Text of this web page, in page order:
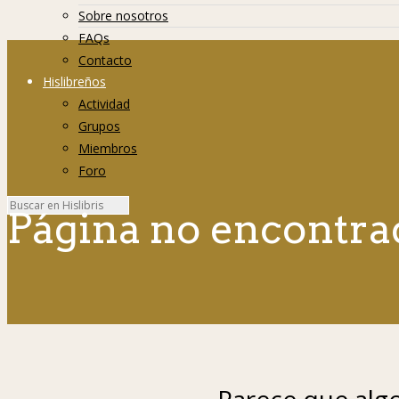
Sobre nosotros
FAQs
Contacto
Hislibreños
Actividad
Grupos
Miembros
Foro
Página no